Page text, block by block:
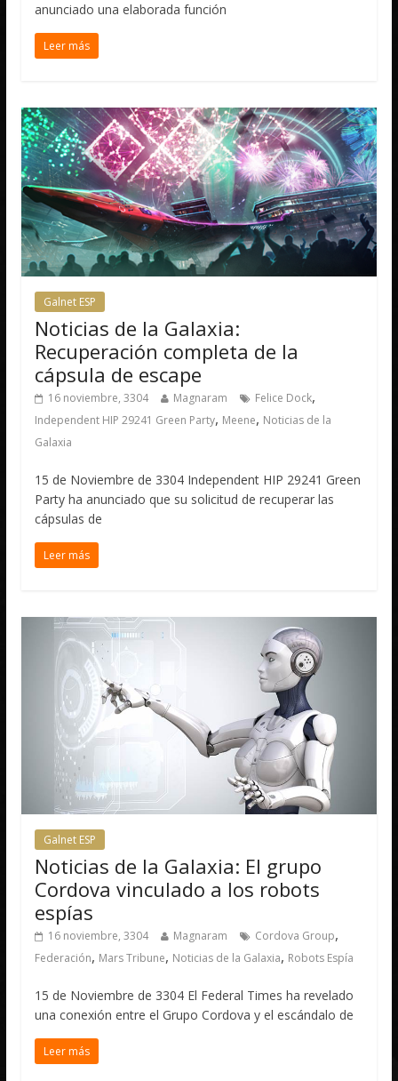
anunciado una elaborada función
Leer más
Galnet ESP
Noticias de la Galaxia:
Recuperación completa de la
cápsula de escape
16 noviembre, 3304 Magnaram Felice Dock,
Independent HIP 29241 Green Party, Meene, Noticias de la
Galaxia
15 de Noviembre de 3304 Independent HIP 29241 Green
Party ha anunciado que su solicitud de recuperar las
cápsulas de
Leer más
Galnet ESP
Noticias de la Galaxia: El grupo
Cordova vinculado a los robots
espías
16 noviembre, 3304 Magnaram Cordova Group,
Federación, Mars Tribune, Noticias de la Galaxia, Robots Espía
15 de Noviembre de 3304 El Federal Times ha revelado
una conexión entre el Grupo Cordova y el escándalo de
Leer más